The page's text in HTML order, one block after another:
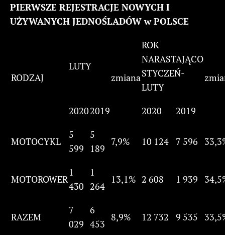
PIERWSZE REJESTRACJE NOWYCH I
UŻYWANYCH JEDNOŚLADÓW w POLSCE
RODZAJ
LUTY
zmiana
ROK
NARASTAJĄCO
STYCZEŃ-
LUTY
20202019 2020 2019
MOTOCYKL
5
599
5
189
7,9% 10 124 7 596
MOTOROWER
1
430
1
264
13,1% 2 608 1 939
RAZEM
7
029
6
453
8,9% 12 732 9 535